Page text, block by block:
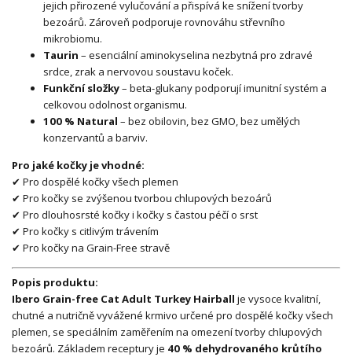
jejich přirozené vylučování a přispívá ke snížení tvorby
bezoárů. Zároveň podporuje rovnováhu střevního
mikrobiomu.
Taurin – esenciální aminokyselina nezbytná pro zdravé
srdce, zrak a nervovou soustavu koček.
Funkční složky– beta-glukany podporují imunitní systém a
celkovou odolnost organismu.
100 % Natural – bez obilovin, bez GMO, bez umělých
konzervantů a barviv.
Pro jaké kočky je vhodné:
✔ Pro dospělé kočky všech plemen
✔ Pro kočky se zvýšenou tvorbou chlupových bezoárů
✔ Pro dlouhosrsté kočky i kočky s častou péčí o srst
✔ Pro kočky s citlivým trávením
✔ Pro kočky na Grain-Free stravě
Popis produktu:
Ibero Grain-free Cat Adult Turkey Hairball je vysoce kvalitní,
chutné a nutričně vyvážené krmivo určené pro dospělé kočky všech
plemen, se speciálním zaměřením na omezení tvorby chlupových
bezoárů. Základem receptury je 40 % dehydrovaného krůtího